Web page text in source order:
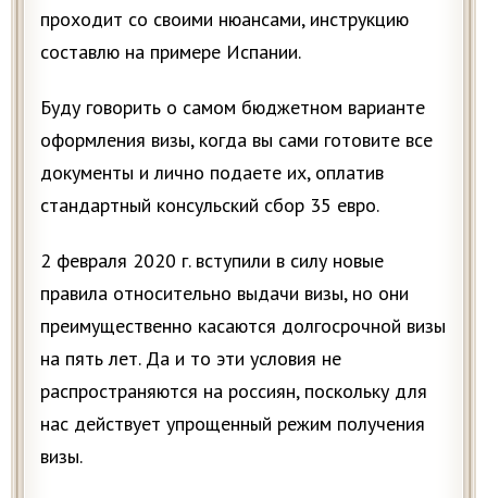
проходит со своими нюансами, инструкцию
составлю на примере Испании.
Буду говорить о самом бюджетном варианте
оформления визы, когда вы сами готовите все
документы и лично подаете их, оплатив
стандартный консульский сбор 35 евро.
2 февраля 2020 г. вступили в силу новые
правила относительно выдачи визы, но они
преимущественно касаются долгосрочной визы
на пять лет. Да и то эти условия не
распространяются на россиян, поскольку для
нас действует упрощенный режим получения
визы.